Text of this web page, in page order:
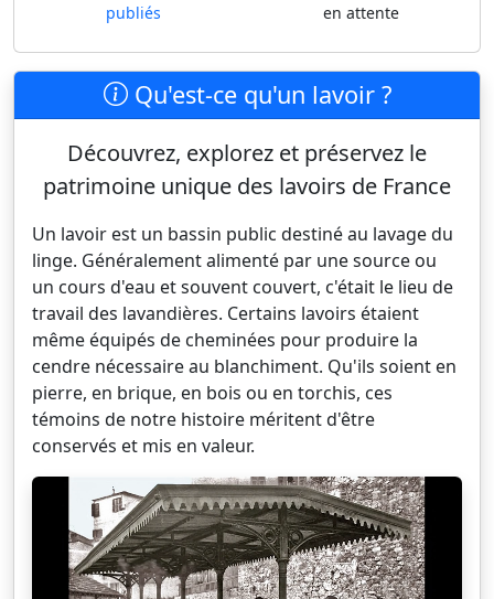
publiés en attente
Qu'est-ce qu'un lavoir ?
Découvrez, explorez et préservez le
patrimoine unique des lavoirs de France
Un lavoir est un bassin public destiné au lavage du
linge. Généralement alimenté par une source ou
un cours d'eau et souvent couvert, c'était le lieu de
travail des lavandières. Certains lavoirs étaient
même équipés de cheminées pour produire la
cendre nécessaire au blanchiment. Qu'ils soient en
pierre, en brique, en bois ou en torchis, ces
témoins de notre histoire méritent d'être
conservés et mis en valeur.